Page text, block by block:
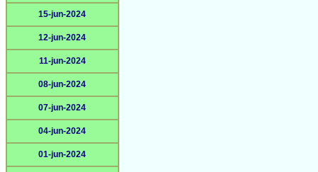
15-jun-2024
12-jun-2024
11-jun-2024
08-jun-2024
07-jun-2024
04-jun-2024
01-jun-2024